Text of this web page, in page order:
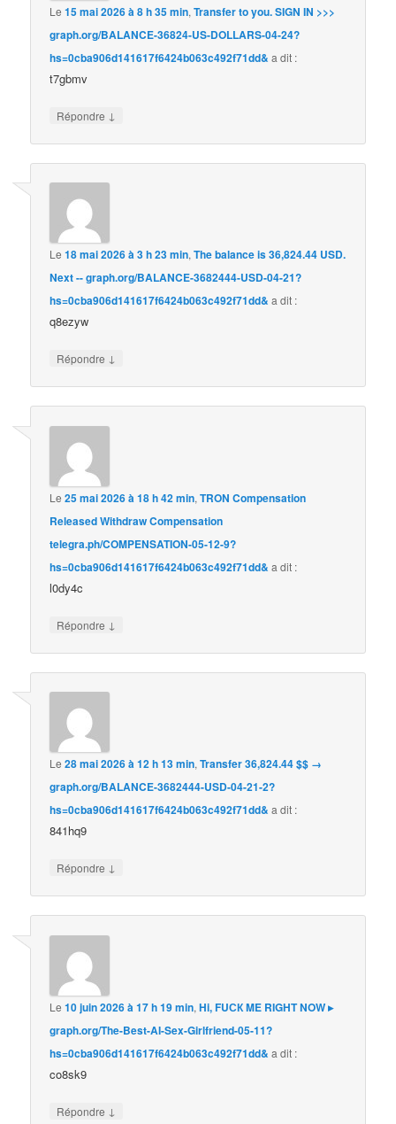
Le15 mai 2026 à 8 h 35 min,Transfer to you. SIGN IN >>>
graph.org/BALANCE-36824-US-DOLLARS-04-24?
hs=0cba906d141617f6424b063c492f71dd& a dit :
t7gbmv
Répondre ↓
Le18 mai 2026 à 3 h 23 min,The balance is 36,824.44 USD.
Next -- graph.org/BALANCE-3682444-USD-04-21?
hs=0cba906d141617f6424b063c492f71dd& a dit :
q8ezyw
Répondre ↓
Le25 mai 2026 à 18 h 42 min,TRON Compensation
Released Withdraw Compensation
telegra.ph/COMPENSATION-05-12-9?
hs=0cba906d141617f6424b063c492f71dd& a dit :
l0dy4c
Répondre ↓
Le28 mai 2026 à 12 h 13 min,Transfer 36,824.44 $$ →
graph.org/BALANCE-3682444-USD-04-21-2?
hs=0cba906d141617f6424b063c492f71dd& a dit :
841hq9
Répondre ↓
Le10 juin 2026 à 17 h 19 min,Hi, FUСК ME RIGHT NOW ▸
graph.org/The-Best-AI-Sex-Girlfriend-05-11?
hs=0cba906d141617f6424b063c492f71dd& a dit :
co8sk9
Répondre ↓